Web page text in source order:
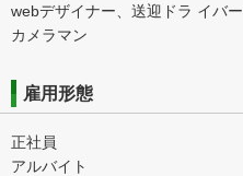
webデザイナー、送迎ドラ イバー
カメラマン
雇用形態
正社員
アルバイト